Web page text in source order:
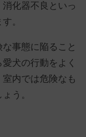
化器不良といっ
。
事態に陥ること
犬の行動をよく
内では危険なも
う。